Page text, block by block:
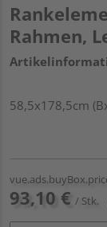
Rahmen,
58,5x178,5cm
93,10 € / Stk.